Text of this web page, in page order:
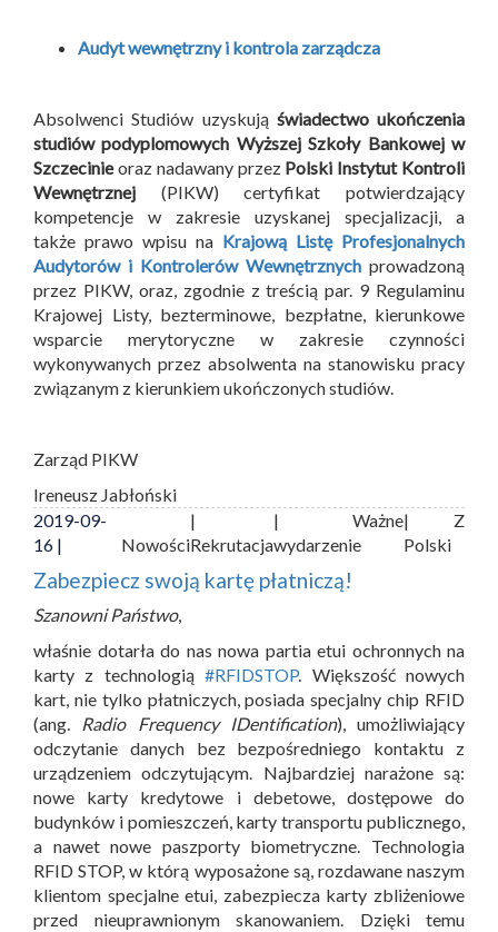
Audyt wewnętrzny i kontrola zarządcza
Absolwenci Studiów uzyskują świadectwo ukończenia
studiów podyplomowych Wyższej Szkoły Bankowej w
Szczecinieoraz nadawany przez Polski Instytut Kontroli
Wewnętrznej (PIKW) certyfikat potwierdzający
kompetencje w zakresie uzyskanej specjalizacji, a
także prawo wpisu na Krajową Listę Profesjonalnych
Audytorów i Kontrolerów Wewnętrznych prowadzoną
przez PIKW, oraz, zgodnie z treścią par. 9 Regulaminu
Krajowej Listy, bezterminowe, bezpłatne, kierunkowe
wsparcie merytoryczne w zakresie czynności
wykonywanych przez absolwenta na stanowisku pracy
związanym z kierunkiem ukończonych studiów.
Zarząd PIKW
Ireneusz Jabłoński
2019-09-
16 |
Nowości
|
Rekrutacja
| Ważne
wydarzenie
| Z
Polski
Zabezpiecz swoją kartę płatniczą!
Szanowni Państwo,
właśnie dotarła do nas nowa partia etui ochronnych na
karty z technologią#RFIDSTOP. Większość nowych
kart, nie tylko płatniczych, posiada specjalny chip RFID
(ang. Radio Frequency IDentification), umożliwiający
odczytanie danych bez bezpośredniego kontaktu z
urządzeniem odczytującym. Najbardziej narażone są:
nowe karty kredytowe i debetowe, dostępowe do
budynków i pomieszczeń, karty transportu publicznego,
a nawet nowe paszporty biometryczne. Technologia
RFID STOP, w którą wyposażone są, rozdawane naszym
klientom specjalne etui, zabezpiecza karty zbliżeniowe
przed nieuprawnionym skanowaniem. Dzięki temu